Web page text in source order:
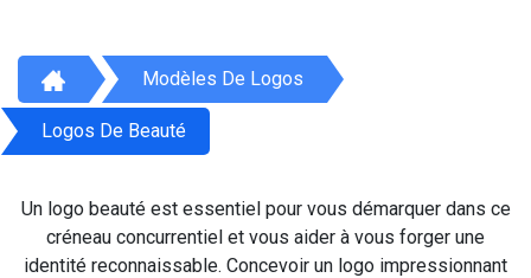
Modèles De Logos
Logos De Beauté
Un logo beauté est essentiel pour vous démarquer dans ce
créneau concurrentiel et vous aider à vous forger une
identité reconnaissable. Concevoir un logo impressionnant